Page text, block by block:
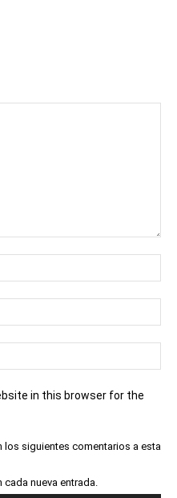
in this browser for the
siguientes comentarios a esta
nueva entrada.